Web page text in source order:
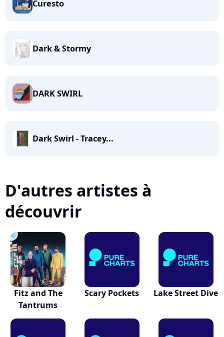
Curesto
Dark & Stormy
DARK SWIRL
Dark Swirl - Tracey...
D'autres artistes à
découvrir
Fitz and The
Tantrums
Scary Pockets Lake Street Dive